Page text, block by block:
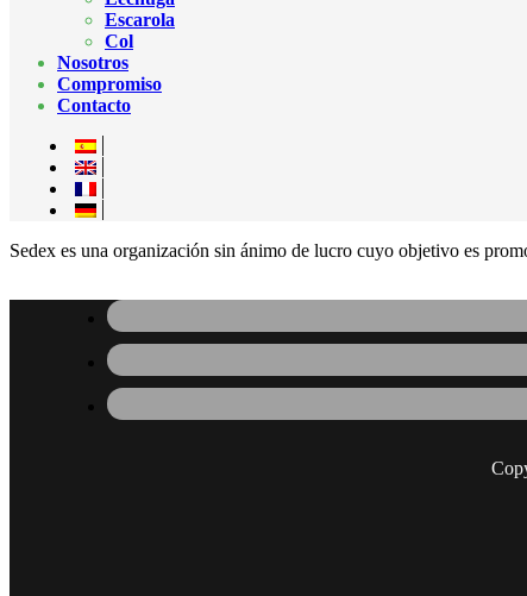
Escarola
Col
Nosotros
Compromiso
Contacto
Sedex es una organización sin ánimo de lucro cuyo objetivo es